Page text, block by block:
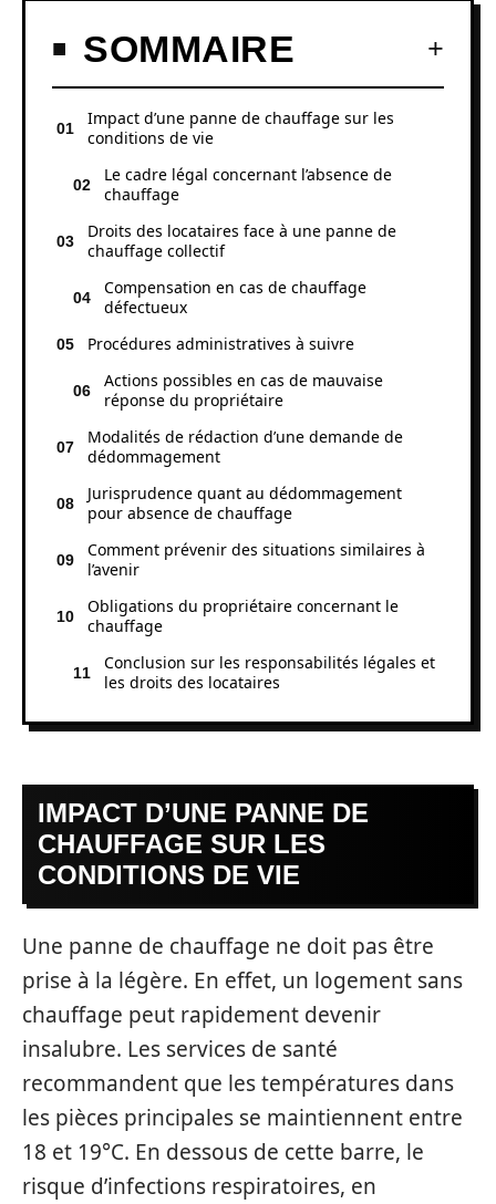
SOMMAIRE
Impact d’une panne de chauffage sur les
conditions de vie
Le cadre légal concernant l’absence de
chauffage
Droits des locataires face à une panne de
chauffage collectif
Compensation en cas de chauffage
défectueux
Procédures administratives à suivre
Actions possibles en cas de mauvaise
réponse du propriétaire
Modalités de rédaction d’une demande de
dédommagement
Jurisprudence quant au dédommagement
pour absence de chauffage
Comment prévenir des situations similaires à
l’avenir
Obligations du propriétaire concernant le
chauffage
Conclusion sur les responsabilités légales et
les droits des locataires
IMPACT D’UNE PANNE DE
CHAUFFAGE SUR LES
CONDITIONS DE VIE
Une panne de chauffage ne doit pas être
prise à la légère. En effet, un logement sans
chauffage peut rapidement devenir
insalubre. Les services de santé
recommandent que les températures dans
les pièces principales se maintiennent entre
18 et 19°C. En dessous de cette barre, le
risque d’infections respiratoires, en